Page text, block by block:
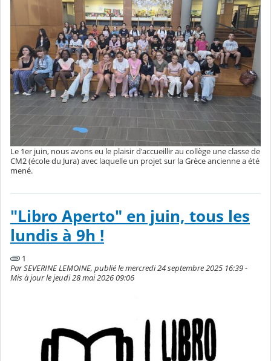
Le 1er juin, nous avons eu le plaisir d'accueillir au collège une classe de
CM2 (école du Jura) avec laquelle un projet sur la Grèce ancienne a été
mené.
"Libro Aperto" en juin, tous les
lundis à 9h !
1
Par SEVERINE LEMOINE, publié le mercredi 24 septembre 2025 16:39 -
Mis à jour le jeudi 28 mai 2026 09:06